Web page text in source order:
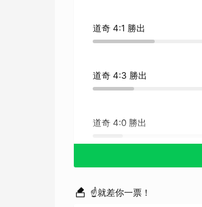
道奇 4:1 勝出
道奇 4:3 勝出
道奇 4:0 勝出
☝就差你一票！